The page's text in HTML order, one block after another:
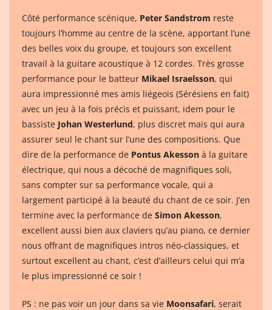
Côté performance scénique, Peter Sandstrom reste
toujours l’homme au centre de la scène, apportant l’une
des belles voix du groupe, et toujours son excellent
travail à la guitare acoustique à 12 cordes. Très grosse
performance pour le batteur Mikael Israelsson, qui
aura impressionné mes amis liégeois (Sérésiens en fait)
avec un jeu à la fois précis et puissant, idem pour le
bassiste Johan Westerlund, plus discret mais qui aura
assurer seul le chant sur l’une des compositions. Que
dire de la performance de Pontus Akesson à la guitare
électrique, qui nous a décoché de magnifiques soli,
sans compter sur sa performance vocale, qui a
largement participé à la beauté du chant de ce soir. J’en
termine avec la performance de Simon Akesson,
excellent aussi bien aux claviers qu’au piano, ce dernier
nous offrant de magnifiques intros néo-classiques, et
surtout excellent au chant, c’est d’ailleurs celui qui m’a
le plus impressionné ce soir !
PS : ne pas voir un jour dans sa vie Moonsafari, serait